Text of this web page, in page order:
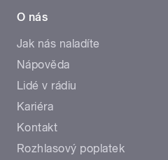
O nás
Jak nás naladíte
Nápověda
Lidé v rádiu
Kariéra
Kontakt
Rozhlasový poplatek